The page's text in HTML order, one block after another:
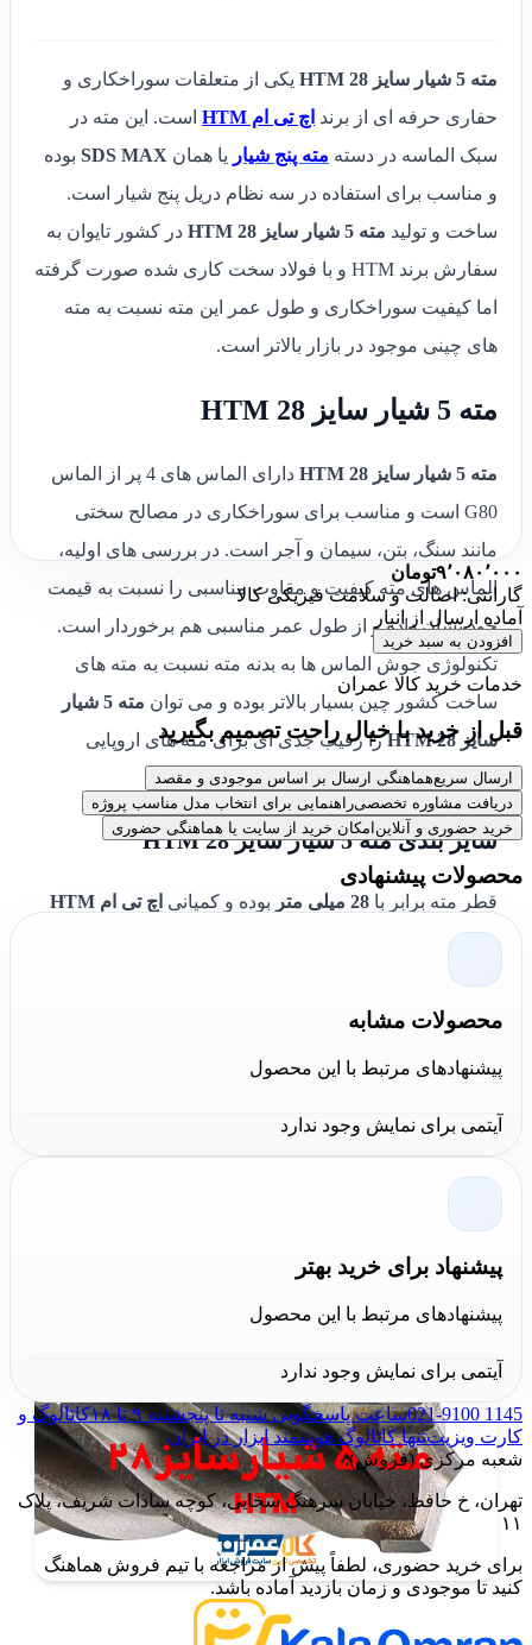
مته 5 شیار سایز 28 HTM
یکی از متعلقات سوراخکاری و
حفاری حرفه ای از برند اچ تی ام HTM
است. این مته در
سبک الماسه در دسته مته پنج شیار یا همان SDS MAX بوده
و مناسب برای استفاده در سه نظام دریل پنج شیار است.
ساخت و تولید مته 5 شیار سایز 28 HTM
در کشور تایوان به
سفارش برند HTM و با فولاد سخت کاری شده صورت گرفته
اما کیفیت سوراخکاری و طول عمر این مته نسبت به مته
های چینی موجود در بازار بالاتر است.
مته 5 شیار سایز 28 HTM
مته 5 شیار سایز 28 HTM
دارای الماس های 4 پر از الماس
G80 است و مناسب برای سوراخکاری در مصالح سختی
مانند سنگ، بتن، سیمان و آجر است. در بررسی های اولیه،
الماس های مته کیفیت و مقاوت مناسبی را نسبت به قیمت
خود نشان داده و از طول عمر مناسبی هم برخوردار است.
تکنولوژی جوش الماس ها به بدنه مته نسبت به مته های
ساخت کشور چین بسیار بالاتر بوده و می توان
مته 5 شیار
سایز 28 HTM
را رقیب جدی ای برای مته های اروپایی
موجود در بازار دانست.
سایز بندی مته 5 شیار سایز 28 HTM
قطر مته برابر با 28 میلی متر بوده و کمپانی اچ تی ام HTM
برای قطر
تولید و روانه بازار کرده است. نمونه
40 سانتی متر کارگیر
سانتی طول کارگیرمفید و نمونه
فرمایید.
۹٬۰۸۰٬۰۰۰تومان
گارانتی: اصالت و سلامت فیزیکی کالا
آماده ارسال از انبار
افزودن به سبد خرید
خدمات خرید کالا عمران
قبل از خرید با خیال راحت تصمیم بگیرید
ارسال سریعهماهنگی ارسال بر اساس موجودی و مقصد
دریافت مشاوره تخصصیراهنمایی برای انتخاب مدل مناسب پروژه
خرید حضوری و آنلاین امکان خرید از سایت یا هماهنگی حضوری
محصولات پیشنهادی
محصولات مشابه
پیشنهادهای مرتبط با این محصول
آیتمی برای نمایش وجود ندارد
پیشنهاد برای خرید بهتر
پیشنهادهای مرتبط با این محصول
آیتمی برای نمایش وجود ندارد
021-9100 1145ساعت پاسخگویی شنبه تا پنجشنبه ۹ تا ۱۸
کاتالوگ و
کارت ویزیتتنها کاتالوگ هوشمند ابزار در ایران
شعبه مرکزی (فروش):
تهران، خ حافظ، خیابان سرهنگ سخایی، کوچه سادات شریف، پلاک
۱۱
برای خرید حضوری، لطفاً پیش از مراجعه با تیم فروش هماهنگ
کنید تا موجودی و زمان بازدید آماده باشد.